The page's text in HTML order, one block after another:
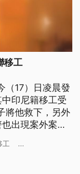
移工
（17）日凌晨發
印尼籍移工受
將他救下，另外
出現案外案，
後將移送移民
工 ...